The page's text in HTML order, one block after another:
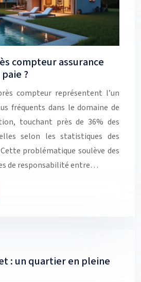
compteur assurance
?
compteur représentent l’un
fréquents dans le domaine de
touchant près de 36% des
selon les statistiques des
problématique soulève des
de responsabilité entre…
: un quartier en pleine